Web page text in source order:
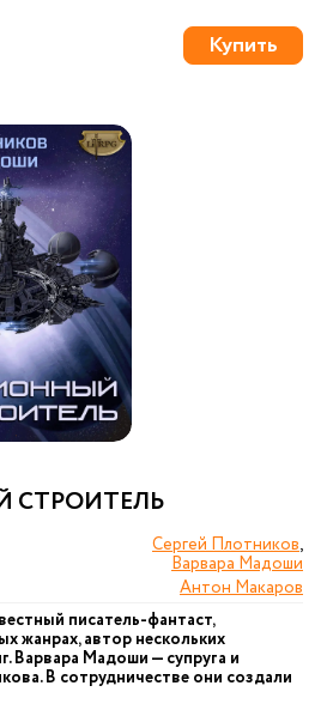
Купить
СТРОИТЕЛЬ
Сергей Плотников,
Варвара Мадоши
Антон Макаров
писатель-фантаст,
жанрах, автор нескольких
Варвара Мадоши — супруга и
В сотрудничестве они создали